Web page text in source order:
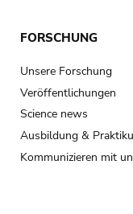
FORSCHUNG
Unsere Forschung
Veröffentlichungen
Science news
Ausbildung &
Kommunizieren mit